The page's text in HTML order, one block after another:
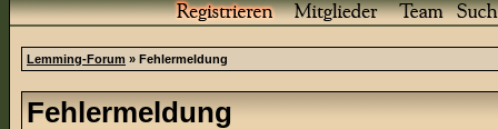
Lemming-Forum » Fehlermeldung
Fehlermeldung